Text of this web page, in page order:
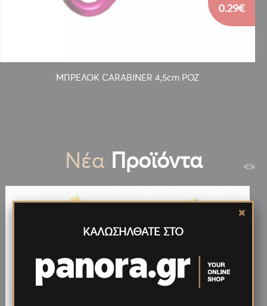
ΜΠΡΕΛΟΚ CARABINER 4,5cm ΡΟΖ
0.29€
Νέα Προϊόντα <>
ΚΑΛΩΣΗΛΘΑΤΕ ΣΤΟ